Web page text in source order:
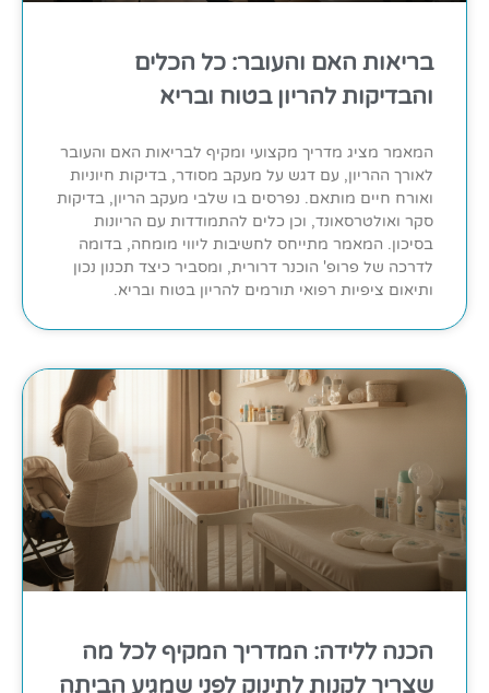
בריאות האם והעובר: כל הכלים
והבדיקות להריון בטוח ובריא
המאמר מציג מדריך מקצועי ומקיף לבריאות האם והעובר
לאורך ההריון, עם דגש על מעקב מסודר, בדיקות חיוניות
ואורח חיים מותאם. נפרסים בו שלבי מעקב הריון, בדיקות
סקר ואולטרסאונד, וכן כלים להתמודדות עם הריונות
בסיכון. המאמר מתייחס לחשיבות ליווי מומחה, בדומה
לדרכה של פרופ' הוכנר דרורית, ומסביר כיצד תכנון נכון
ותיאום ציפיות רפואי תורמים להריון בטוח ובריא.
הכנה ללידה: המדריך המקיף לכל מה
שצריך לקנות לתינוק לפני שמגיע הביתה